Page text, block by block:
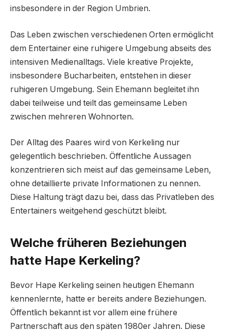
insbesondere in der Region Umbrien.
Das Leben zwischen verschiedenen Orten ermöglicht
dem Entertainer eine ruhigere Umgebung abseits des
intensiven Medienalltags. Viele kreative Projekte,
insbesondere Bucharbeiten, entstehen in dieser
ruhigeren Umgebung. Sein Ehemann begleitet ihn
dabei teilweise und teilt das gemeinsame Leben
zwischen mehreren Wohnorten.
Der Alltag des Paares wird von Kerkeling nur
gelegentlich beschrieben. Öffentliche Aussagen
konzentrieren sich meist auf das gemeinsame Leben,
ohne detaillierte private Informationen zu nennen.
Diese Haltung trägt dazu bei, dass das Privatleben des
Entertainers weitgehend geschützt bleibt.
Welche früheren Beziehungen
hatte Hape Kerkeling?
Bevor Hape Kerkeling seinen heutigen Ehemann
kennenlernte, hatte er bereits andere Beziehungen.
Öffentlich bekannt ist vor allem eine frühere
Partnerschaft aus den späten 1980er Jahren. Diese